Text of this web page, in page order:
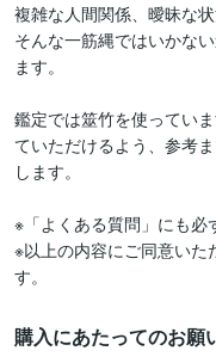
複雑な人間関係、曖昧な
そんな一筋縄ではいかな
ます。
鑑定では筮竹を使ってい
ていただけるよう、参考
します。
※「よくある質問」にも必
※以上の内容にご同意いた
す。
購入にあたってのお願